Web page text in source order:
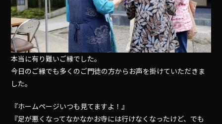
本当に有り難いご縁でした。
今日のご縁でも多くのご門徒の方からお声を掛けていただきま
した。
『ホームページいつも見てますよ！』
『足が悪くなってなかなかお寺には行けなくなったけど、でも